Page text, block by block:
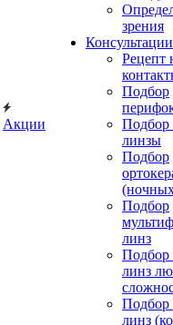
Акции
зрения
Рецепт
Подбор
Подбор
линзы
Подбор
Подбор
линз
Подбор
линз
Подбор
линз